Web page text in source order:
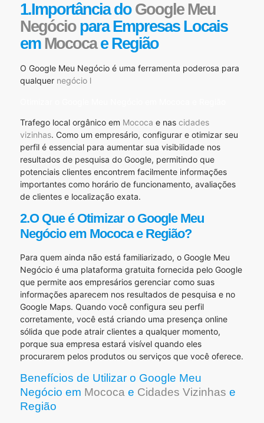
1.Importância do Google Meu
Negóciopara Empresas Locais
em Mococae Região
O Google Meu Negócio é uma ferramenta poderosa para
qualquer negócio l
Trafego local orgânico em Mococa e nas cidades
vizinhas. Como um empresário, configurar e otimizar seu
perfil é essencial para aumentar sua visibilidade nos
resultados de pesquisa do Google, permitindo que
potenciais clientes encontrem facilmente informações
importantes como horário de funcionamento, avaliações
de clientes e localização exata.
2.O Que é Otimizar o Google Meu
Negócio em Mococa e Região?
Para quem ainda não está familiarizado, o Google Meu
Negócio é uma plataforma gratuita fornecida pelo Google
que permite aos empresários gerenciar como suas
informações aparecem nos resultados de pesquisa e no
Google Maps. Quando você configura seu perfil
corretamente, você está criando uma presença online
sólida que pode atrair clientes a qualquer momento,
porque sua empresa estará visível quando eles
procurarem pelos produtos ou serviços que você oferece.
Benefícios de Utilizar o Google Meu
Negócio em Mococa e Cidades Vizinhas e
Região